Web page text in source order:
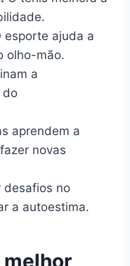
esporte ajuda a
olho-mão.
a
do
aprendem a
novas
desafios no
a autoestima.
melhor